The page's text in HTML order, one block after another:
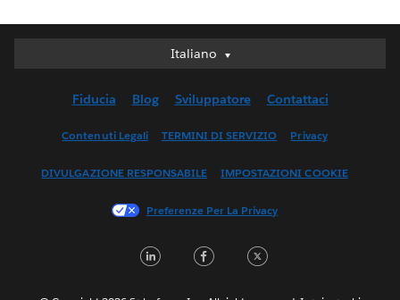
Italiano
Italiano
English (UK)
Français (Canada)
한국어
Fiducia Blog Sviluppatore Contattaci
Contenuti Legali TERMINI DI SERVIZIO Privacy
DIVULGAZIONE RESPONSABILE IMPOSTAZIONI COOKIE
Preferenze Per La Privacy
LinkedInFacebook